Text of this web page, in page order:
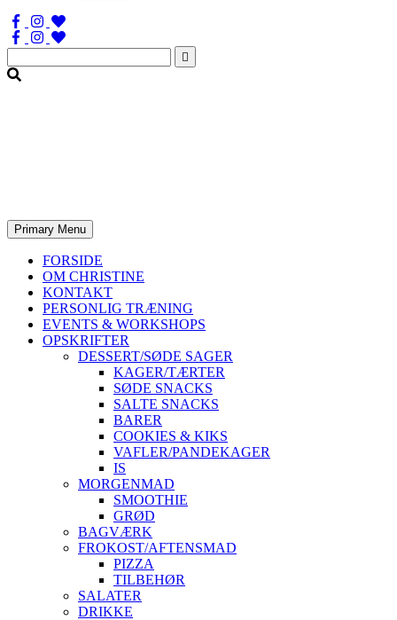
Søg
efter:
Primary Menu
FORSIDE
OM CHRISTINE
KONTAKT
PERSONLIG TRÆNING
EVENTS & WORKSHOPS
OPSKRIFTER
DESSERT/SØDE SAGER
KAGER/TÆRTER
SØDE SNACKS
SALTE SNACKS
BARER
COOKIES & KIKS
VAFLER/PANDEKAGER
IS
MORGENMAD
SMOOTHIE
GRØD
BAGVÆRK
FROKOST/AFTENSMAD
PIZZA
TILBEHØR
SALATER
DRIKKE